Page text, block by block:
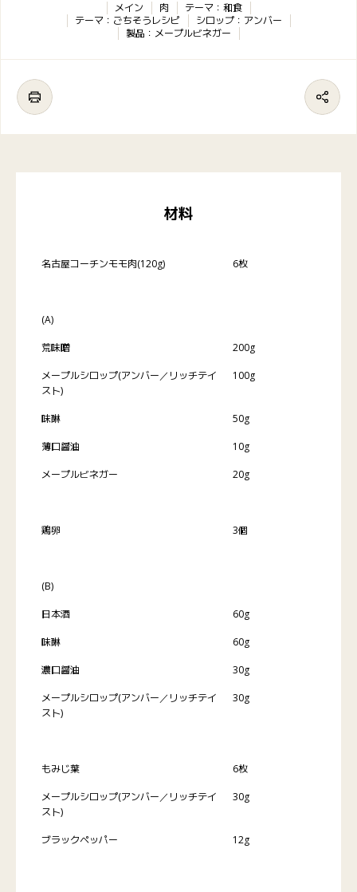
メイン 肉
テーマ：和食
テーマ：ごちそうレシピ
シロップ：アンバー
製品：メープルビネガー
材料
名古屋コーチンモモ肉(120g) 6枚
(A)
荒味噌 200g
メープルシロップ(アンバー／リッチテイ
スト)
100g
味醂 50g
薄口醤油 10g
メープルビネガー 20g
鶏卵 3個
(B)
日本酒 60g
味醂 60g
濃口醤油 30g
メープルシロップ(アンバー／リッチテイ
スト)
30g
もみじ葉 6枚
メープルシロップ(アンバー／リッチテイ
スト)
30g
ブラックペッパー 12g